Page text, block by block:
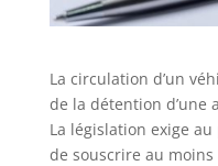
La circulation d’un
de la détention d’une
La législation exige
de souscrire au